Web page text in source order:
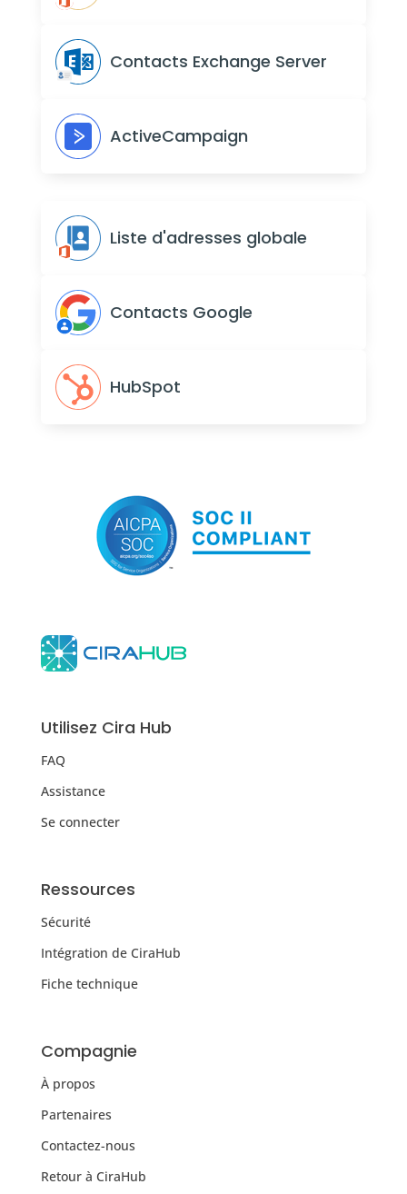
Contacts Exchange Server
ActiveCampaign
Liste d'adresses globale
Contacts Google
HubSpot
Utilisez Cira Hub
FAQ
Assistance
Se connecter
Ressources
Sécurité
Intégration de CiraHub
Fiche technique
Compagnie
À propos
Partenaires
Contactez-nous
Retour à CiraHub